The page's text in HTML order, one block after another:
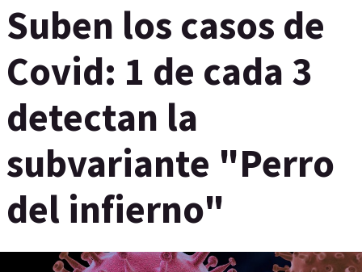
Suben los casos de
Covid: 1 de cada 3
detectan la
subvariante "Perro
del infierno"